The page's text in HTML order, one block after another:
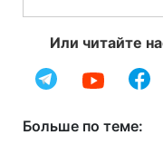
Или читайте
Больше по теме: